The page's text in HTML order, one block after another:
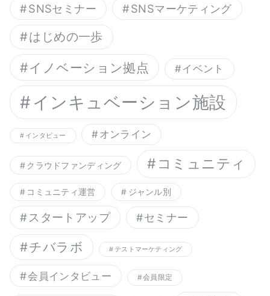
SNSセミナー SNSマーケティング
はじめの一歩
イノベーション拠点 イベント
インキュベーション施設
インタビュー オンライン
クラウドファンディング コミュニティ
コミュニティ運営 ジャンル別
スタートアップ セミナー
チバラボ テストマーケティング
会員インタビュー 会員限定